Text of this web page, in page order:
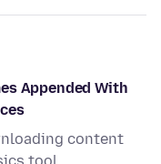
Appended With
content